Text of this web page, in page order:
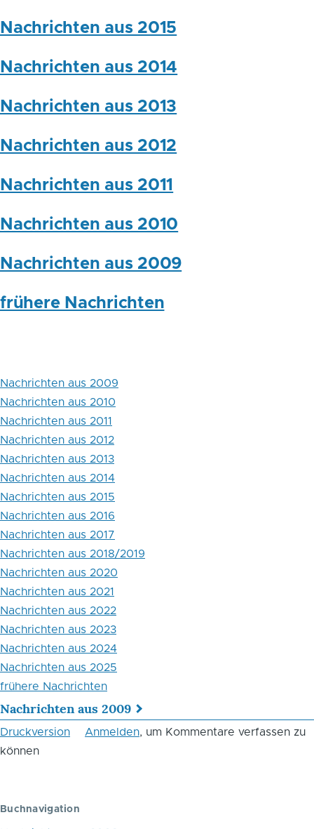
Nachrichten aus 2015
Nachrichten aus 2014
Nachrichten aus 2013
Nachrichten aus 2012
Nachrichten aus 2011
Nachrichten aus 2010
Nachrichten aus 2009
frühere Nachrichten
Nachrichten aus 2009
Nachrichten aus 2010
Nachrichten aus 2011
Nachrichten aus 2012
Nachrichten aus 2013
Nachrichten aus 2014
Nachrichten aus 2015
Nachrichten aus 2016
Nachrichten aus 2017
Nachrichten aus 2018/2019
Nachrichten aus 2020
Nachrichten aus 2021
Nachrichten aus 2022
Nachrichten aus 2023
Nachrichten aus 2024
Nachrichten aus 2025
frühere Nachrichten
Links
für
Blättern
Nachrichten aus 2009
Druckversion Anmelden, um Kommentare verfassen zu
können
Buchnavigation